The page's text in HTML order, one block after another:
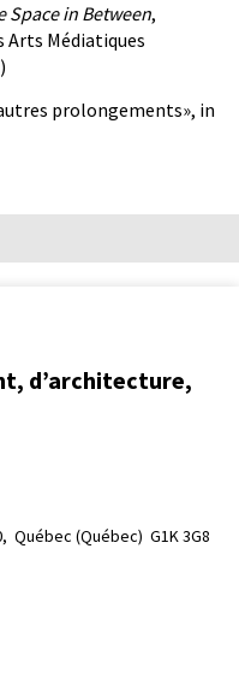
in Between,
Arts Médiatiques
prolongements», in
d’architecture,
Québec (Québec)  G1K 3G8